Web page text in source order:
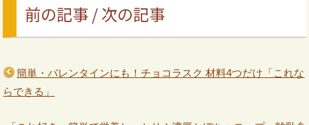
前の記事 / 次の記事
簡単・バレンタインにも！チョコラスク 材料4つだけ「これな
らできる」